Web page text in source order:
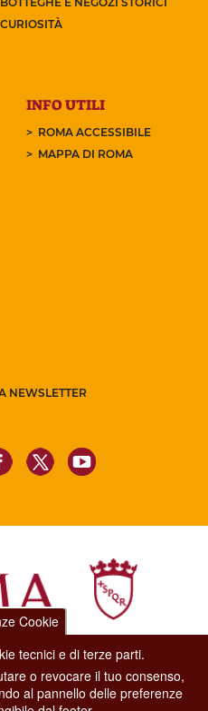
CURIOSITÀ
INFO UTILI
ROMA ACCESSIBILE
MAPPA DI ROMA
NEWSLETTER
Sport, Turismo e Moda.
Cookie
tecnici e di terze parti.
o revocare il tuo consenso,
al pannello delle preferenze